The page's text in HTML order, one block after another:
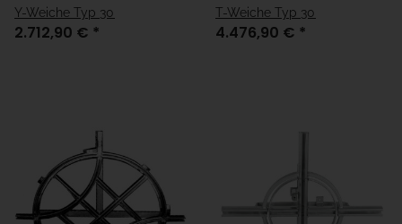
Y-Weiche Typ 30
2.712,90 € *
T-Weiche Typ 30
4.476,90 € *